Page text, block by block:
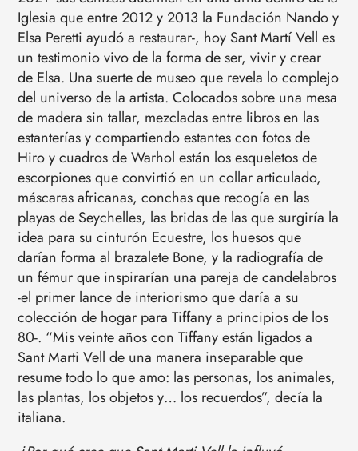
Iglesia que entre 2012 y 2013 la Fundación Nando y
Elsa Peretti ayudó a restaurar-, hoy Sant Martí Vell es
un testimonio vivo de la forma de ser, vivir y crear
de Elsa. Una suerte de museo que revela lo complejo
del universo de la artista. Colocados sobre una mesa
de madera sin tallar, mezcladas entre libros en las
estanterías y compartiendo estantes con fotos de
Hiro y cuadros de Warhol están los esqueletos de
escorpiones que convirtió en un collar articulado,
máscaras africanas, conchas que recogía en las
playas de Seychelles, las bridas de las que surgiría la
idea para su cinturón Ecuestre, los huesos que
darían forma al brazalete Bone, y la radiografía de
un fémur que inspirarían una pareja de candelabros
-el primer lance de interiorismo que daría a su
colección de hogar para Tiffany a principios de los
80-. “Mis veinte años con Tiffany están ligados a
Sant Marti Vell de una manera inseparable que
resume todo lo que amo: las personas, los animales,
las plantas, los objetos y… los recuerdos”, decía la
italiana.